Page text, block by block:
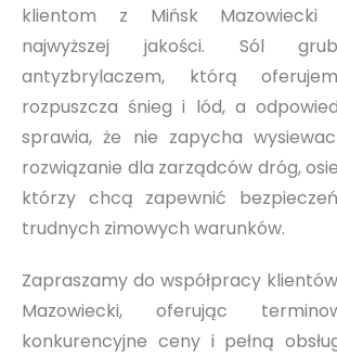
klientom z Mińsk Mazowiecki
najwyższej jakości. Sól
antyzbrylaczem, którą
rozpuszcza śnieg i lód, a
sprawia, że nie zapycha
rozwiązanie dla zarządców dróg,
którzy chcą zapewnić
trudnych zimowych warunków.
Zapraszamy do współpracy
Mazowiecki, oferując
konkurencyjne ceny i pełną